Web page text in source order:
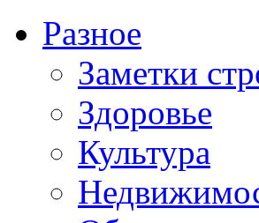
Разное
Заметки
Здоровье
Культура